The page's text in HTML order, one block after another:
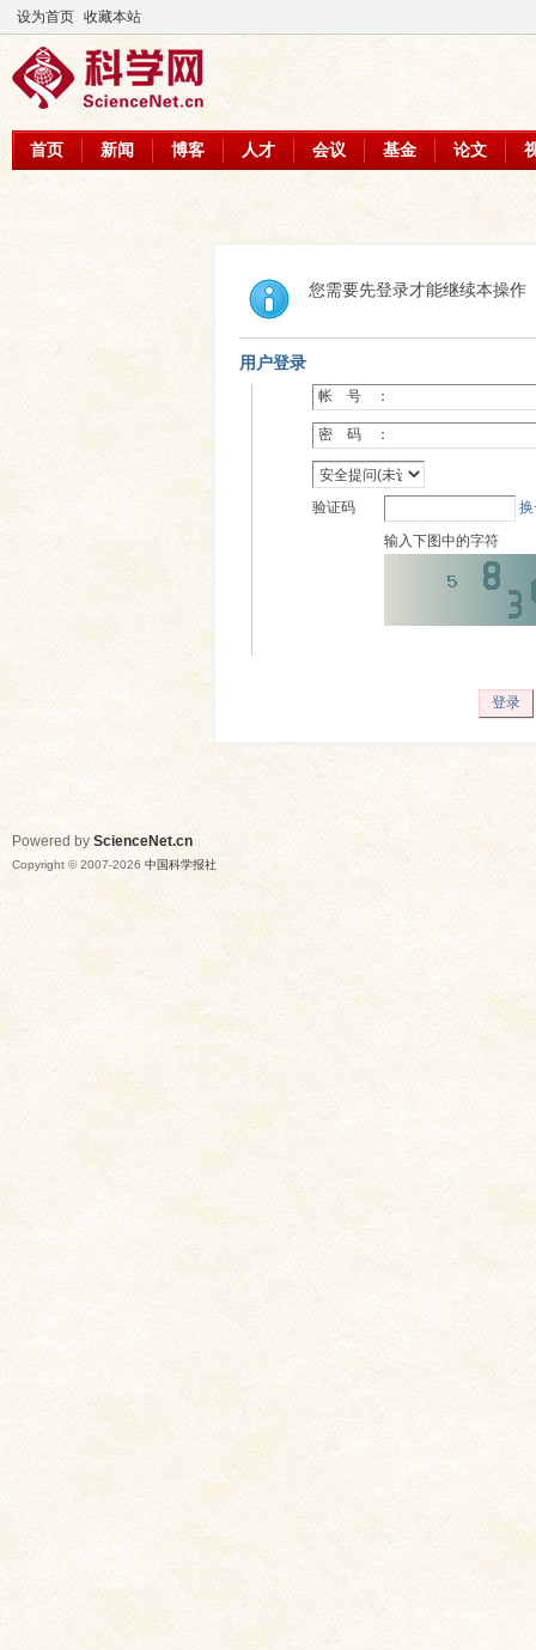
设为首页 收藏本站
首页 新闻 博客 人才 会议 基金 论文
您需要先登录才能继续本操作
用户登录
帐 号 ：
密 码 ：
验证码
输入下图中的字符
登录
Powered by ScienceNet.cn
Copyright © 2007-2026 中国科学报社